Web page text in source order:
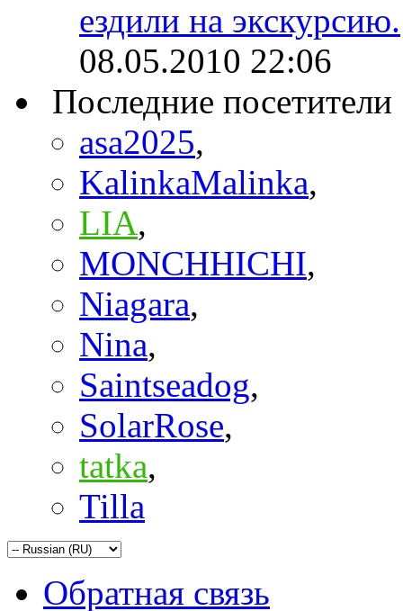
ездили на экскурсию.
08.05.2010 22:06
Последние посетители
asa2025,
KalinkaMalinka,
LIA,
MONCHHICHI,
Niagara,
Nina,
Saintseadog,
SolarRose,
tatka,
Tilla
Обратная связь